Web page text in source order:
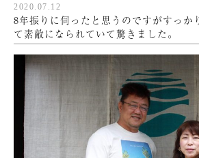
2020.07.12
8年振りに伺ったと思うのですがすっか
て素敵になられていて驚きました。